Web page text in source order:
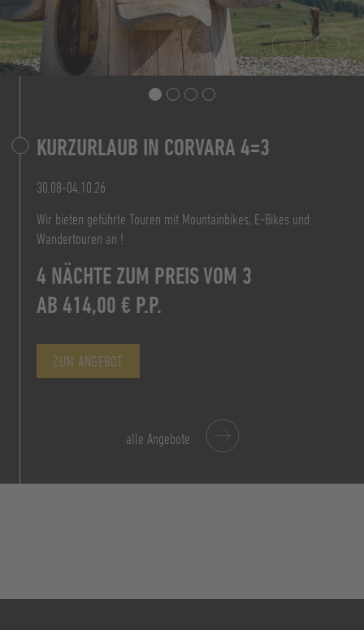
KURZURLAUB IN CORVARA 4=3
30.08-04.10.26
Wir bieten geführte Touren mit Mountainbikes, E-Bikes und
Wandertouren an !
4 NÄCHTE ZUM PREIS VOM 3
AB 414,00 € P.P.
ZUM ANGEBOT
7 NÄCHTE ZUM PREIS VON 6
AB 828,00 € P.P.
ZUM ANGEBOT
AB 156,00 €
PRO PERSON ÜF
ZUM ANGEBOT
ZUM ANGEBOT
alle Angebote